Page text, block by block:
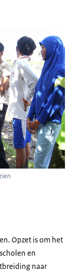
Opzet is om het
en
naar